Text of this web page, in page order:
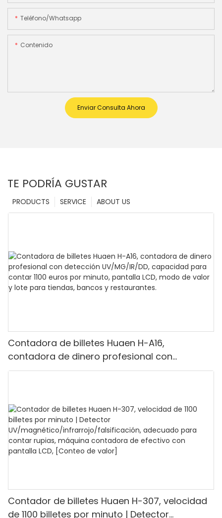
Teléfono/whatsapp
Contenido
Enviar Consulta Ahora
TE PODRÍA GUSTAR
ABOUT US
SERVICE
PRODUCTS
Contadora de billetes Huaen H-A16,
contadora de dinero profesional con
detección UV/MG/IR/DD, capacidad para
restaurantes.
Contador de billetes Huaen H-307, velocidad
de 1100 billetes por minuto | Detector